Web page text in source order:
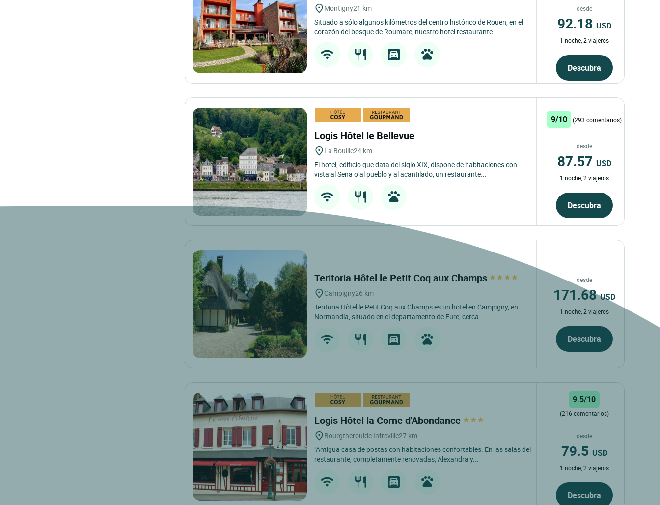
Montigny21 km
Situado a sólo algunos kilómetros del centro histórico de Rouen, en el
corazón del bosque de Roumare, nuestro hotel restaurante...
desde
92.18 USD
1 noche, 2 viajeros
Descubra
Logis Hôtel le Bellevue
La Bouille24 km
El hotel, edificio que data del siglo XIX, dispone de habitaciones con
vista al Sena o al pueblo y al acantilado, un restaurante...
9/10 (293 comentarios)
desde
87.57 USD
1 noche, 2 viajeros
Descubra
Teritoria Hôtel le Petit Coq aux Champs
Campigny26 km
Teritoria Hôtel le Petit Coq aux Champs es un hotel en Campigny, en
Normandía, situado en el departamento de Eure, cerca...
desde
171.68USD
1 noche, 2 viajeros
Descubra
Logis Hôtel la Corne d'Abondance
Bourgtheroulde Infreville27 km
"Antigua casa de postas con habitaciones confortables. En las salas del
restaurante, completamente renovadas, Alexandra y...
9.5/10
(216 comentarios)
desde
79.5 USD
1 noche, 2 viajeros
Descubra